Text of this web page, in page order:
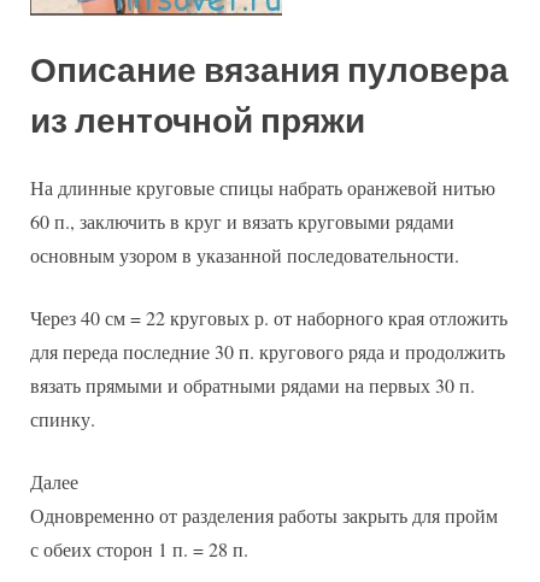
Описание вязания пуловера
из ленточной пряжи
На длинные круговые спицы набрать оранжевой нитью
60 п., заключить в круг и вязать круговыми рядами
основным узором в указанной последовательности.
Через 40 см = 22 круговых р. от наборного края отложить
для переда последние 30 п. кругового ряда и продолжить
вязать прямыми и обратными рядами на первых 30 п.
спинку.
Далее
Одновременно от разделения работы закрыть для пройм
с обеих сторон 1 п. = 28 п.